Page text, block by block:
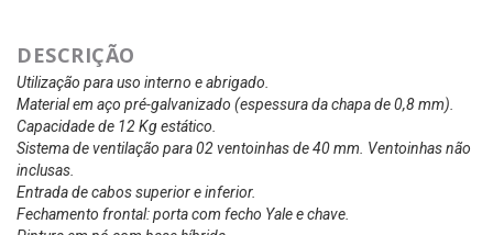
DESCRIÇÃO
Utilização para uso interno e abrigado.
Material em aço pré-galvanizado (espessura da chapa de 0,8 mm).
Capacidade de 12 Kg estático.
Sistema de ventilação para 02 ventoinhas de 40 mm. Ventoinhas não
inclusas.
Entrada de cabos superior e inferior.
Fechamento frontal: porta com fecho Yale e chave.